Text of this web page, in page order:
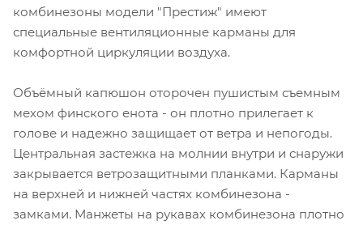
комбинезоны модели "Престиж" имеют
специальные вентиляционные карманы для
комфортной циркуляции воздуха.
Объёмный капюшон оторочен пушистым съемным
мехом финского енота - он плотно прилегает к
голове и надежно защищает от ветра и непогоды.
Центральная застежка на молнии внутри и снаружи
закрывается ветрозащитными планками. Карманы
на верхней и нижней частях комбинезона -
замками. Манжеты на рукавах комбинезона плотно